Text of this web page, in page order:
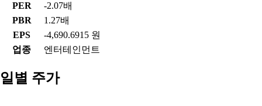
PER
-2.07배
PBR
1.27배
EPS
-4,690.6915 원
업종
엔터테인먼트
일별 주가